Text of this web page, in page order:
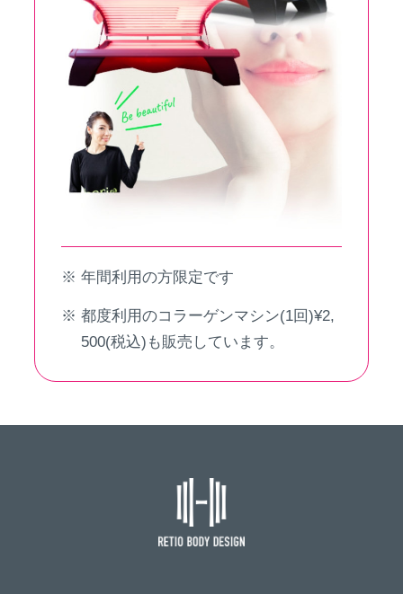
年間利用の方限定です
都度利用のコラーゲンマシン(1回)¥2,
500(税込)も販売しています。